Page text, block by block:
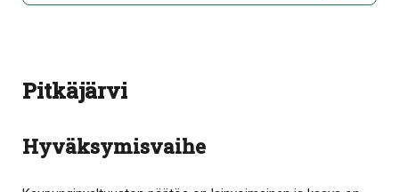
Pitkäjärvi
Hyväksymisvaihe